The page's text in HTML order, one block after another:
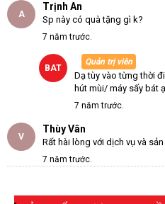
A
Trịnh An
Sp này có quà tặng gì k?
7 năm trước.
BAT
Quản trị viên
Dạ tùy vào từng thời
hút mùi/ máy sấy bát ạ
7 năm trước.
V
Thùy Vân
Rất hài lòng với dịch vụ và
7 năm trước.
Cảm ơn chị ạ